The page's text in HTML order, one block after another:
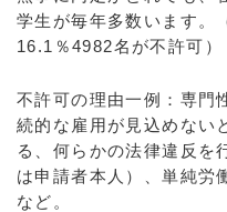
学生が毎年多数います。
16.1％4982名が不許可）
不許可の理由一例：専門
続的な雇用が見込めない
る、何らかの法律違反を
は申請者本人）、単純労
など。